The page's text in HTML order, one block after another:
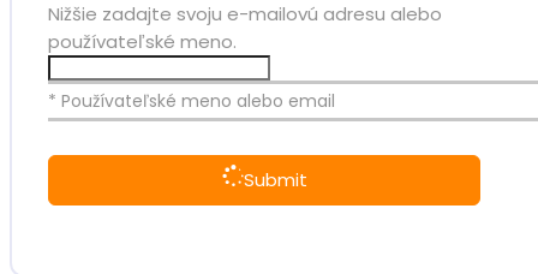
Nižšie zadajte svoju e-mailovú adresu alebo
používateľské meno.
* Používateľské meno alebo email
Submit